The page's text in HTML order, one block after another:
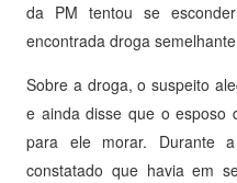
da PM tentou se
encontrada droga
Sobre a droga, o suspeito
e ainda disse que o esposo
para ele morar. Durante
constatado que havia em